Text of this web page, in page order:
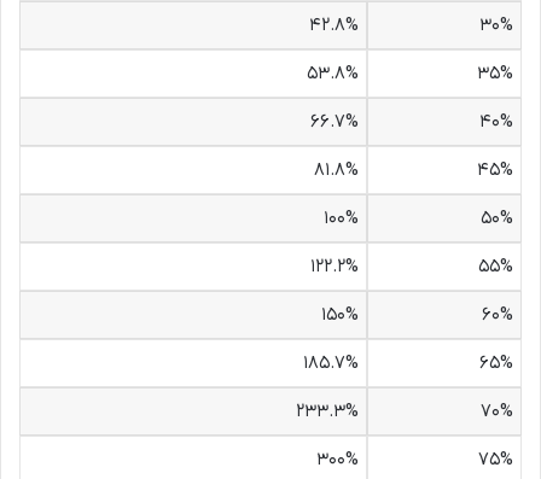
۳۰%
۴۲.۸%
۳۵%
۵۳.۸%
۴۰%
۶۶.۷%
۴۵%
۸۱.۸%
۵۰%
۱۰۰%
۵۵%
۱۲۲.۲%
۶۰%
۱۵۰%
۶۵%
۱۸۵.۷%
۷۰%
۲۳۳.۳%
۷۵%
۳۰۰%